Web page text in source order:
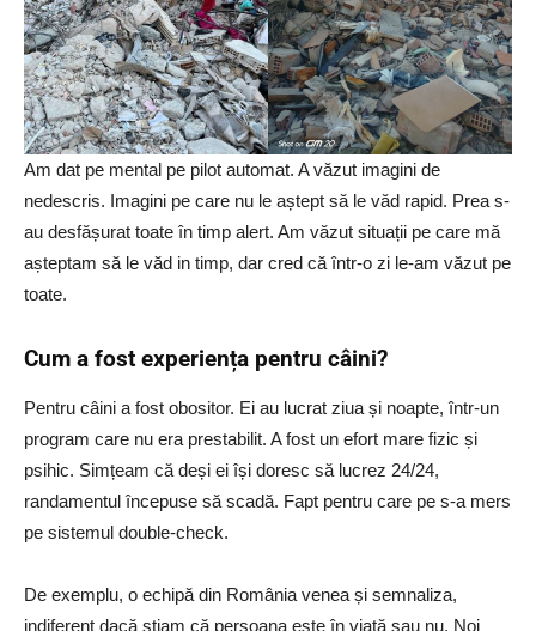
Am dat pe mental pe pilot automat. A văzut imagini de
nedescris. Imagini pe care nu le aștept să le văd rapid. Prea s-
au desfășurat toate în timp alert. Am văzut situații pe care mă
așteptam să le văd in timp, dar cred că într-o zi le-am văzut pe
toate.
Cum a fost experiența pentru câini?
Pentru câini a fost obositor. Ei au lucrat ziua și noapte, într-un
program care nu era prestabilit. A fost un efort mare fizic și
psihic. Simțeam că deși ei își doresc să lucrez 24/24,
randamentul începuse să scadă. Fapt pentru care pe s-a mers
pe sistemul double-check.
De exemplu, o echipă din România venea și semnaliza,
indiferent dacă știam că persoana este în viață sau nu. Noi